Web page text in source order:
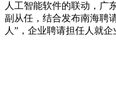
人工智能软件的联动，广
副从任，结合发布南海聘
人”，企业聘请担任人就